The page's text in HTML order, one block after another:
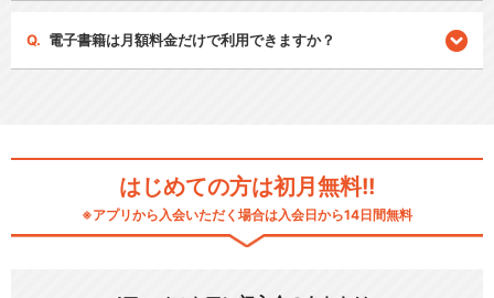
電子書籍は月額料金だけで利用できますか？
はじめての方は初月無料!!
※アプリから入会いただく場合は入会日から14日間無料